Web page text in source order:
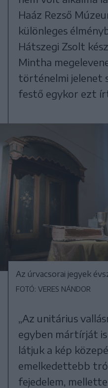
Haáz Rezső
különleges
Hátszegi Zsolt
Mintha
történelmi jelenet
festő egykor ezt
Az úrvacsorai jegyek
FOTÓ: VERES NÁNDOR
„Az unitárius
egyben mártírját is
látjuk a kép
emelkedettebb
fejedelem,